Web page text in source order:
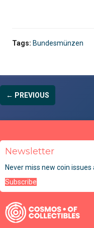
Tags: Bundesmünzen
← PREVIOUS
Newsletter
Never miss new coin
Subscribe